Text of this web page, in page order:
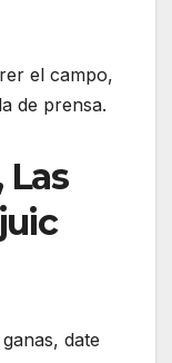
el campo,
de prensa.
Las
date